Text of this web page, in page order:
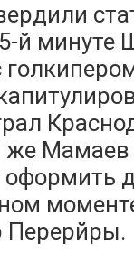
й минуте
же
Перерйры.